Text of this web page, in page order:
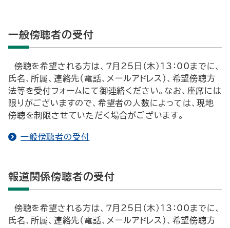
一般傍聴者の受付
傍聴を希望される方は、７月25日（木）13：00までに、
氏名、所属、連絡先（電話、メールアドレス）、希望傍聴方
法等を受付フォームにて御連絡ください。なお、座席には
限りがございますので、希望者の人数によっては、現地
傍聴を制限させていただく場合がございます。
一般傍聴者の受付
報道関係傍聴者の受付
傍聴を希望される方は、７月25日（木）13：00までに、
氏名、所属、連絡先（電話、メールアドレス）、希望傍聴方